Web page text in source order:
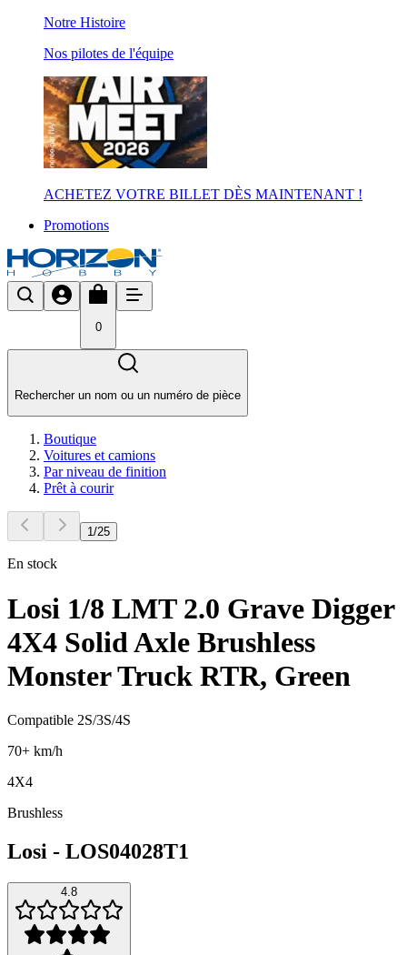
Notre Histoire
Nos pilotes de l'équipe
ACHETEZ VOTRE BILLET DÈS MAINTENANT !
Promotions
0
Rechercher un nom ou un numéro de pièce
Boutique
Voitures et camions
Par niveau de finition
Prêt à courir
1/25
En stock
Losi 1/8 LMT 2.0 Grave Digger
4X4 Solid Axle Brushless
Monster Truck RTR, Green
Compatible 2S/3S/4S
70+ km/h
4X4
Brushless
Losi - LOS04028T1
4.8